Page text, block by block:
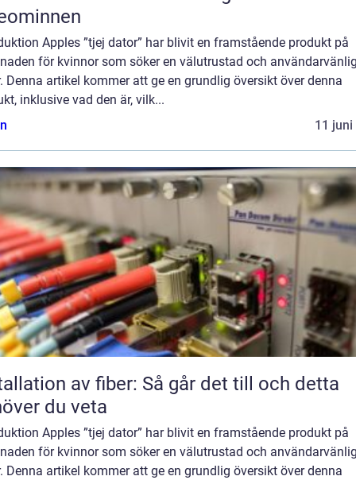
Apples ”tjej dator” har blivit en framstående produkt på
för kvinnor som söker en välutrustad och
Denna artikel kommer att ge en grundlig översikt över denna
inklusive vad den är, vilk...
11 juni
av fiber: Så går det till och detta
du veta
Apples ”tjej dator” har blivit en framstående produkt på
för kvinnor som söker en välutrustad och
Denna artikel kommer att ge en grundlig översikt över denna